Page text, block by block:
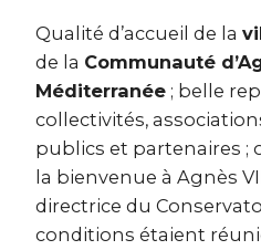
Qualité d’accueil de la
de la Communauté
Méditerranée ; belle
collectivités,
publics et partenaires ;
la bienvenue à Agnès
directrice du
conditions étaient